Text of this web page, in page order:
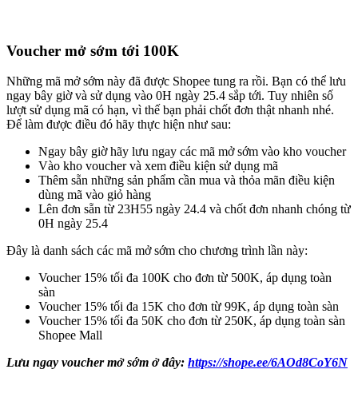
Voucher mở sớm tới 100K
Những mã mở sớm này đã được Shopee tung ra rồi. Bạn có thể lưu
ngay bây giờ và sử dụng vào 0H ngày 25.4 sắp tới. Tuy nhiên số
lượt sử dụng mã có hạn, vì thế bạn phải chốt đơn thật nhanh nhé.
Để làm được điều đó hãy thực hiện như sau:
Ngay bây giờ hãy lưu ngay các mã mở sớm vào kho voucher
Vào kho voucher và xem điều kiện sử dụng mã
Thêm sẵn những sản phẩm cần mua và thỏa mãn điều kiện
dùng mã vào giỏ hàng
Lên đơn sẵn từ 23H55 ngày 24.4 và chốt đơn nhanh chóng từ
0H ngày 25.4
Đây là danh sách các mã mở sớm cho chương trình lần này:
Voucher 15% tối đa 100K cho đơn từ 500K, áp dụng toàn
sàn
Voucher 15% tối đa 15K cho đơn từ 99K, áp dụng toàn sàn
Voucher 15% tối đa 50K cho đơn từ 250K, áp dụng toàn sàn
Shopee Mall
Lưu ngay voucher mở sớm ở đây: https://shope.ee/6AOd8CoY6N